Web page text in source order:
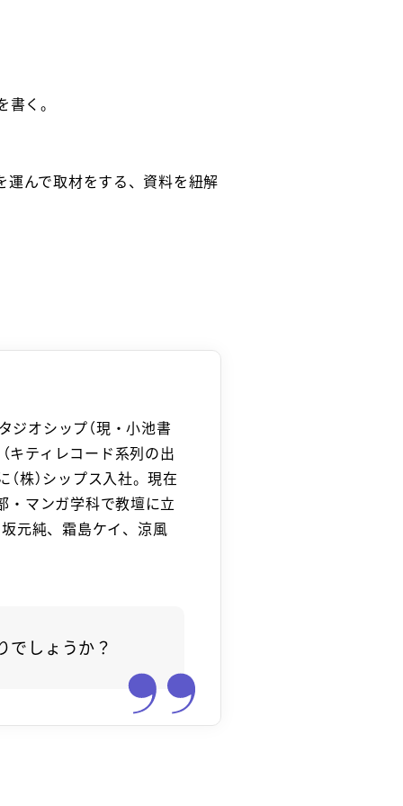
く。
運んで取材をする、資料を紐解
ジオシップ（現・小池書
キティレコード系列の出
株）シップス入社。現在
・マンガ学科で教壇に立
元純、霜島ケイ、涼風
でしょうか？